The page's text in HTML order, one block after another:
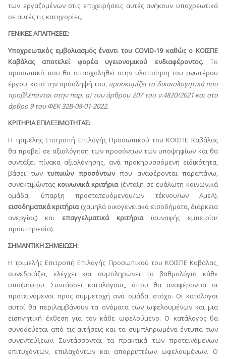
των εργαζομένων στις επιχειρήσεις αυτές ανήκουν υποχρεωτικά
σε αυτές τις κατηγορίες.
ΓΕΝΙΚΕΣ ΑΠΑΙΤΗΣΕΙΣ:
Υποχρεωτικός εμβολιασμός έναντι του COVID-19 καθώς ο ΚΟΙΣΠΕ
Καβάλας αποτελεί φορέα υγειονομικού ενδιαφέροντος.Το
προσωπικό που θα απασχοληθεί στην υλοποίηση του ανωτέρου
έργου, κατά την πρόσληψή του, προσκομίζει τα δικαιολογητικά που
προβλέπονται στην παρ. α) του άρθρου 207 του ν.4820/2021 και στο
άρθρο 9 του ΦΕΚ 32Β-08-01-2022.
ΚΡΙΤΗΡΙΑ ΕΠΙΛΕΞΙΜΟΤΗΤΑΣ:
Η τριμελής Επιτροπή Επιλογής Προσωπικού του ΚΟΙΣΠΕ Καβάλας
θα προβεί σε αξιολόγηση των προσόντων των υποψηφίων και θα
συντάξει πίνακα αξιολόγησης, ανά προκηρυσσόμενη ειδικότητα,
βάσει των τυπικών προσόντωνπου αναφέρονται παραπάνω,
συνεκτιμώντας κοινωνικά κριτήρια(ένταξη σε ευάλωτη κοινωνικά
ομάδα, ύπαρξη προστατευόμενου/ων τέκνου/ων ΑμεΑ),
εισοδηματικά κριτήρια (χαμηλά οικογενειακά εισοδήματα, διάρκεια
ανεργίας) και επαγγελματικά κριτήρια(συναφής εμπειρία/
προϋπηρεσία).
ΣΗΜΑΝΤΙΚΗ ΣΗΜΕΙΩΣΗ:
Η τριμελής Επιτροπή Επιλογής Προσωπικού του ΚΟΙΣΠΕ Καβάλας,
συνεδριάζει, ελέγχει και συμπληρώνει το βαθμολόγιο κάθε
υποψήφιου. Συντάσσει καταλόγους, όπου θα αναφέρονται οι
προτεινόμενοι προς συμμετοχή ανά ομάδα, στόχο. Οι κατάλογοι
αυτοί θα περιλαμβάνουν τα ονόματα των ωφελουμένων και μια
εισηγητική έκθεση για τον κάθε ωφελούμενο. Ο κατάλογος θα
συνοδεύεται από τις αιτήσεις και τα συμπληρωμένα έντυπα των
συνεντεύξεων. Συντάσσονται τα πρακτικά των προτεινόμενων
επιτυχόντων, επιλαχόντων και απορριπτέων ωφελουμένων. Ο